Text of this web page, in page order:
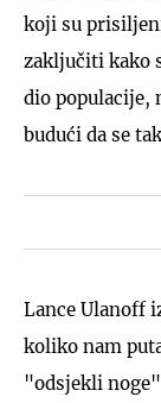
koji su
zaključiti kako
dio populacije,
budući da se
Lance Ulanoff
koliko nam
"odsjekli